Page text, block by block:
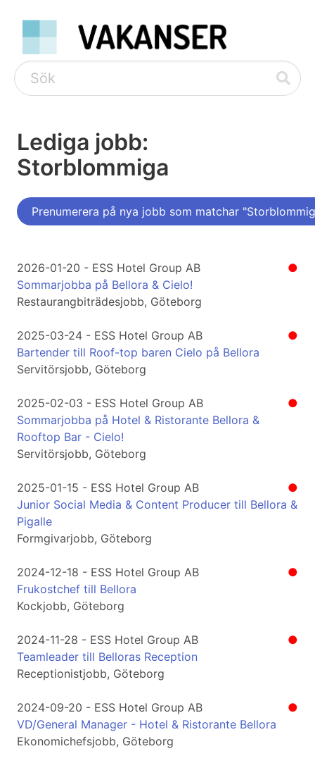
Lediga jobb:
Storblommiga
Prenumerera på nya jobb som matchar
●
2026-01-20 - ESS Hotel Group AB
Sommarjobba på Bellora & Cielo!
Restaurangbiträdesjobb, Göteborg
●
2025-03-24 - ESS Hotel Group AB
Bartender till Roof-top baren Cielo på Bellora
Servitörsjobb, Göteborg
●
2025-02-03 - ESS Hotel Group AB
Sommarjobba på Hotel & Ristorante Bellora &
Rooftop Bar - Cielo!
Servitörsjobb, Göteborg
●
2025-01-15 - ESS Hotel Group AB
Junior Social Media & Content Producer till Bellora &
Pigalle
Formgivarjobb, Göteborg
●
2024-12-18 - ESS Hotel Group AB
Frukostchef till Bellora
Kockjobb, Göteborg
●
2024-11-28 - ESS Hotel Group AB
Teamleader till Belloras Reception
Receptionistjobb, Göteborg
●
2024-09-20 - ESS Hotel Group AB
VD/General Manager - Hotel & Ristorante Bellora
Ekonomichefsjobb, Göteborg